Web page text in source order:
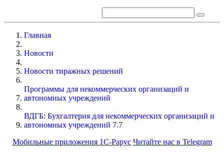
Главная
Новости
Новости тиражных решений
Программы для некоммерческих организаций и
автономных учреждений
ВДГБ: Бухгалтерия для некоммерческих организаций и
автономных учреждений 7.7
Мобильные приложения 1С-Рарус Читайте нас в Telegram